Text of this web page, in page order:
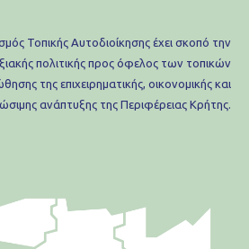
Τοπικής Αυτοδιοίκησης έχει σκοπό την
πολιτικής προς όφελος των τοπικών
της επιχειρηματικής, οικονομικής και
ανάπτυξης της Περιφέρειας Κρήτης.